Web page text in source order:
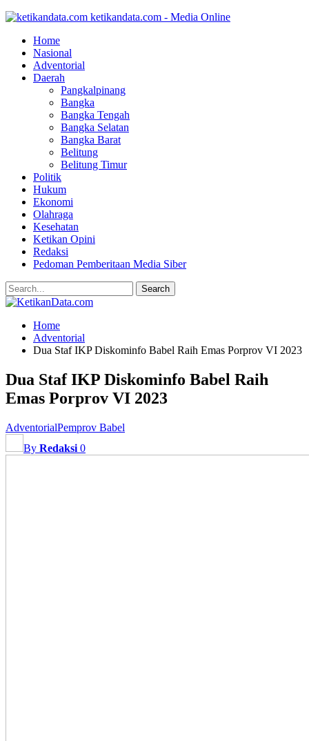
ketikandata.com - Media Online
Home
Nasional
Adventorial
Daerah
Pangkalpinang
Bangka
Bangka Tengah
Bangka Selatan
Bangka Barat
Belitung
Belitung Timur
Politik
Hukum
Ekonomi
Olahraga
Kesehatan
Ketikan Opini
Redaksi
Pedoman Pemberitaan Media Siber
Home
Adventorial
Dua Staf IKP Diskominfo Babel Raih Emas Porprov VI 2023
Dua Staf IKP Diskominfo Babel Raih
Emas Porprov VI 2023
AdventorialPemprov Babel
By Redaksi 0